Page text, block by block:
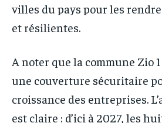
villes du pays pour les
et résilientes.
A noter que la commune Zio
une couverture sécuritaire
croissance des entreprises.
est claire : d’ici à 2027, les